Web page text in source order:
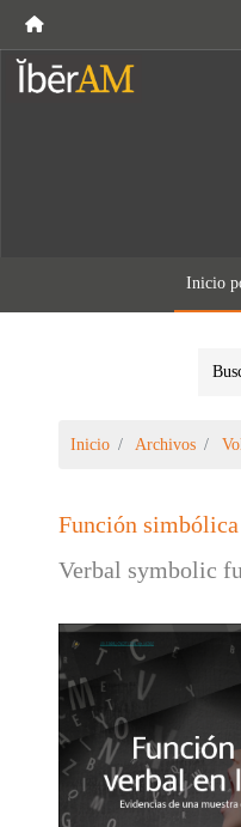
Inicio
Inicio Archivos
Función simbólica
Verbal symbolic
Barra lateral del